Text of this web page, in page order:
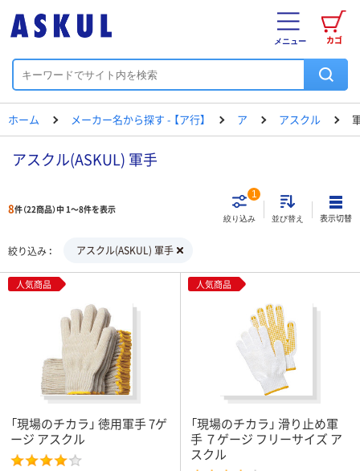
カゴ
メニュー
ホーム メーカー名から探す - 【ア行】 ア アスクル
アスクル(ASKUL) 軍手
8件（22商品）中 1～8件を表示
絞り込み
1
並び替え 表示切替
絞り込み アスクル(ASKUL) 軍手
人気商品
「現場のチカラ」 徳用軍手 7ゲ
ージ アスクル
人気商品
「現場のチカラ」 滑り止め軍
手 ７ゲージ フリーサイズ ア
スクル